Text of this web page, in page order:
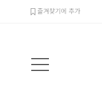
즐겨찾기에 추가